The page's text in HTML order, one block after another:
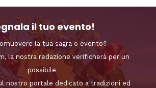
il tuo evento!
la tua sagra o evento?
la nostra redazione verificherà per un
possibile
nostro portale dedicato a tradizioni ed